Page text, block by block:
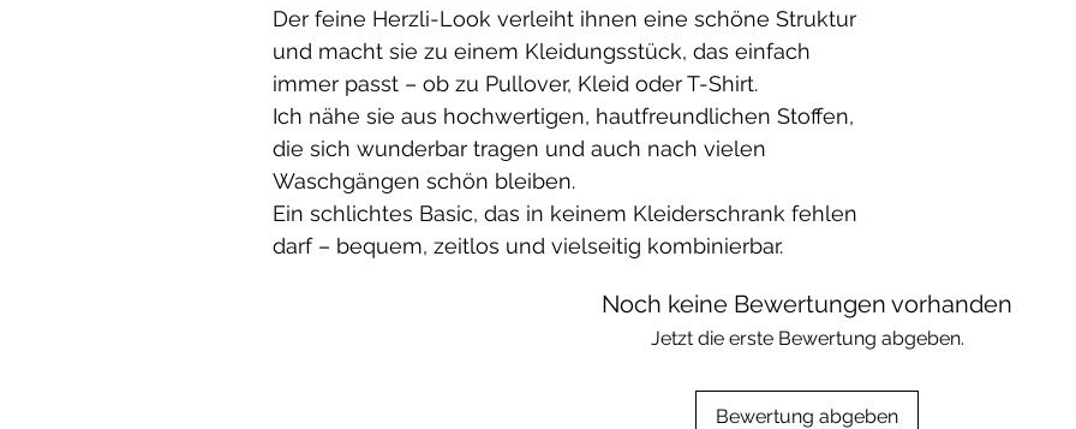
Der feine Herzli-Look verleiht ihnen eine schöne Struktur
und macht sie zu einem Kleidungsstück, das einfach
immer passt – ob zu Pullover, Kleid oder T-Shirt.
Ich nähe sie aus hochwertigen, hautfreundlichen Stoffen,
die sich wunderbar tragen und auch nach vielen
Waschgängen schön bleiben.
Ein schlichtes Basic, das in keinem Kleiderschrank fehlen
darf – bequem, zeitlos und vielseitig kombinierbar.
Noch keine Bewertungen vorhanden
Jetzt die erste Bewertung abgeben.
Bewertung abgeben